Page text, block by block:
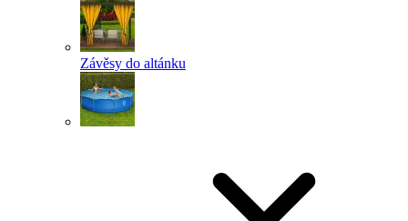
Závěsy do altánku